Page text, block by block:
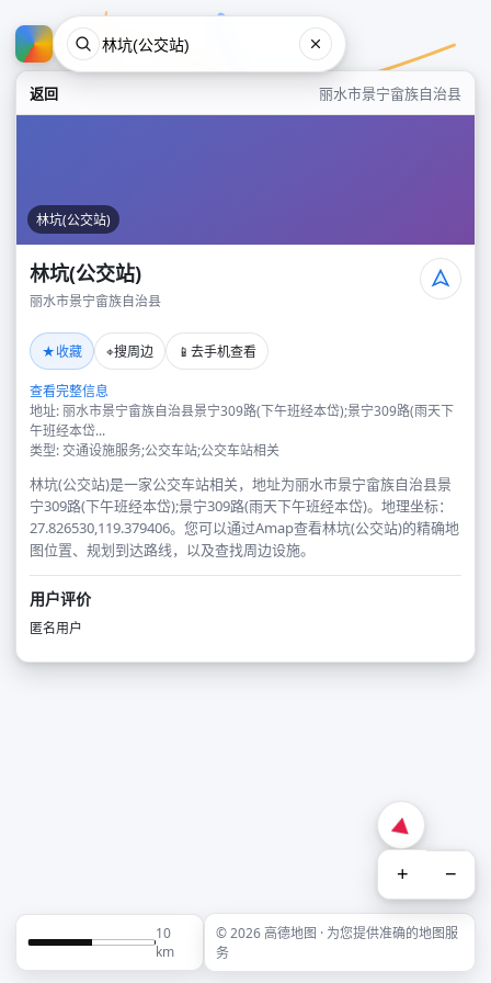
返回 丽水市景宁畲族自治县
林坑(公交站)
林坑(公交站)
丽水市景宁畲族自治县
★收藏 ⌖搜周边 📱 去手机查看
查看完整信息
地址: 丽水市景宁畲族自治县景宁309路(下午班经本岱);景宁309路(雨天下
午班经本岱...
类型: 交通设施服务;公交车站;公交车站相关
林坑(公交站)是一家公交车站相关，地址为丽水市景宁畲族自治县景
宁309路(下午班经本岱);景宁309路(雨天下午班经本岱)。地理坐标：
27.826530,119.379406。您可以通过Amap查看林坑(公交站)的精确地
图位置、规划到达路线，以及查找周边设施。
用户评价
匿名用户
+ −
10
km
© 2026 高德地图 · 为您提供准确的地图服
务